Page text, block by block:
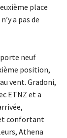
place
a pas de
neuf
position,
vent. Gradoni,
ETNZ et a
confortant
Athena